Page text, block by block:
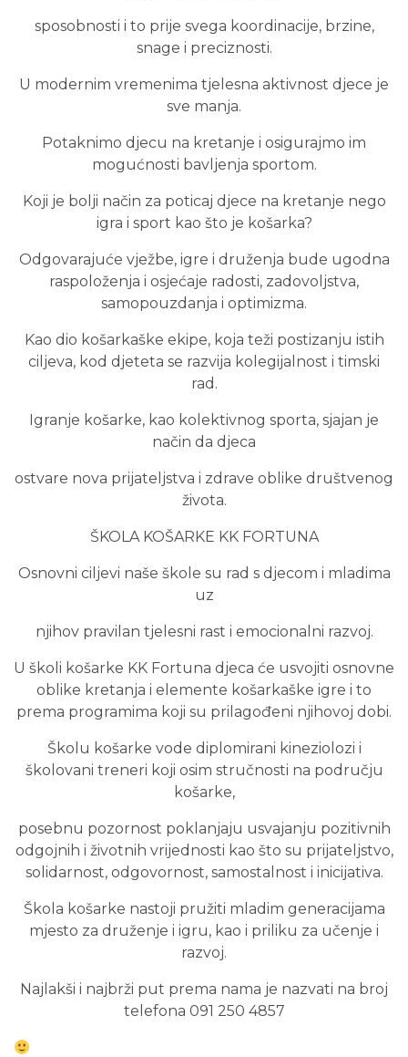
sposobnosti i to prije svega koordinacije, brzine,
snage i preciznosti.
U modernim vremenima tjelesna aktivnost djece je
sve manja.
Potaknimo djecu na kretanje i osigurajmo im
mogućnosti bavljenja sportom.
Koji je bolji način za poticaj djece na kretanje nego
igra i sport kao što je košarka?
Odgovarajuće vježbe, igre i druženja bude ugodna
raspoloženja i osjećaje radosti, zadovoljstva,
samopouzdanja i optimizma.
Kao dio košarkaške ekipe, koja teži postizanju istih
ciljeva, kod djeteta se razvija kolegijalnost i timski
rad.
Igranje košarke, kao kolektivnog sporta, sjajan je
način da djeca
ostvare nova prijateljstva i zdrave oblike društvenog
života.
ŠKOLA KOŠARKE KK FORTUNA
Osnovni ciljevi naše škole su rad s djecom i mladima
uz
njihovpravilan tjelesni rast i emocionalni razvoj.
U školi košarke KK Fortuna djeca će usvojiti osnovne
oblike kretanja i elemente košarkaške igre i to
prema programima koji su prilagođeni njihovoj dobi.
Školu košarke vode diplomirani kineziolozi i
školovani treneri koji osim stručnosti na području
košarke,
posebnu pozornost poklanjaju usvajanju pozitivnih
odgojnih i životnih vrijednosti kao što su prijateljstvo,
solidarnost, odgovornost, samostalnost i inicijativa.
Škola košarke nastoji pružiti mladim generacijama
mjesto za druženje i igru, kao i priliku za učenje i
razvoj.
Najlakši i najbrži put prema nama je nazvati na broj
telefona 091 250 4857